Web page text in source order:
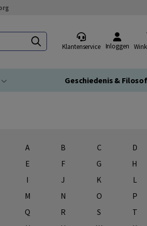
Klantenservice Inloggen
Geschiedenis &
A B C
D
E
F G
H
I
J K
L
M
N O
P
Q
R S
T